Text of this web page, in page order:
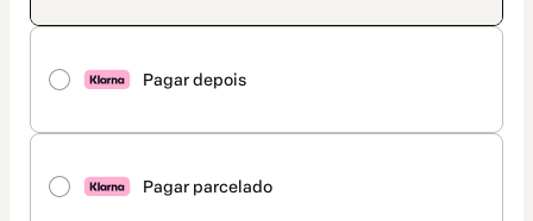
Pagar depois
Pagar parcelado